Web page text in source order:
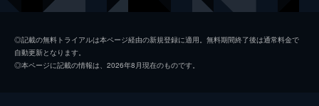
◎記載の無料トライアルは本ページ経由の新規登録に適用。無料期間終了後は通常料金で
自動更新となります。
◎本ページに記載の情報は、2026年8月現在のものです。